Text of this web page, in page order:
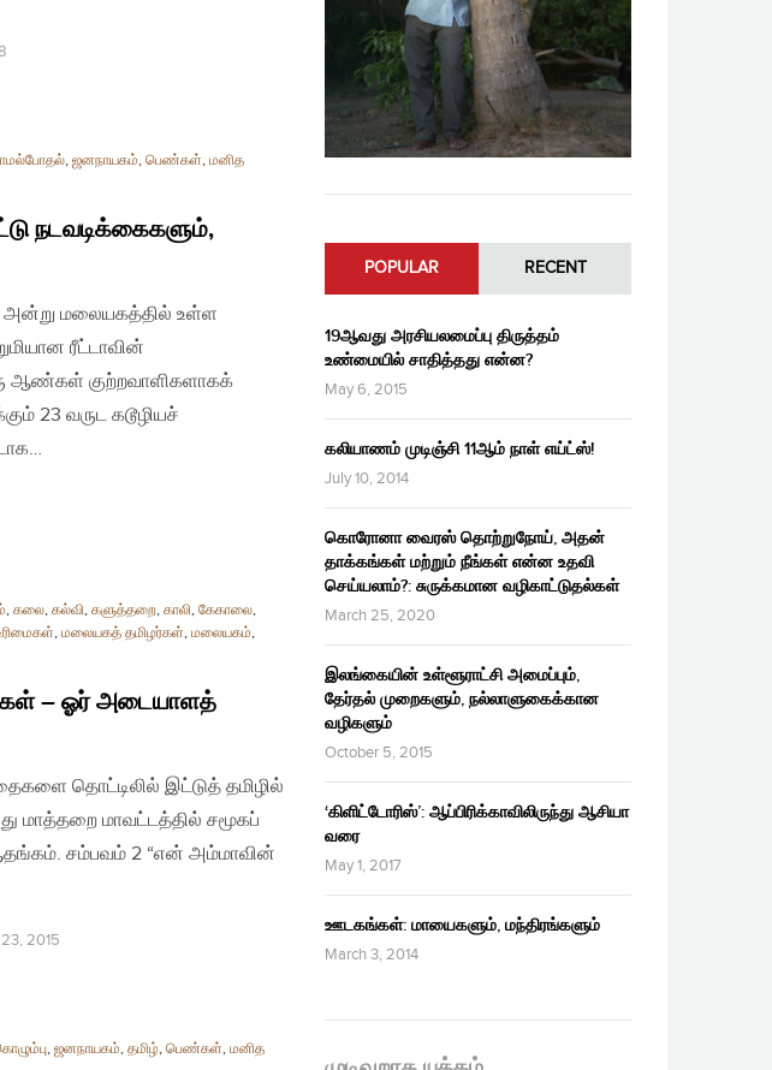
, ஜனநாயகம், பெண்கள், மனித
நடவடிக்கைகளும்,
அன்று மலையகத்தில் உள்ள
ரீட்டாவின்
ஆண்கள் குற்றவாளிகளாகக்
23 வருட கடூழியச்
, கலை, கல்வி, களுத்தறை, காலி, கேகாலை,
, மலையகத் தமிழர்கள், மலையகம்,
– ஓர் அடையாளத்
தொட்டிலில் இட்டுத் தமிழில்
மாத்தறை மாவட்டத்தில் சமூகப்
சம்பவம் 2 “என் அம்மாவின்
2015
, ஜனநாயகம், தமிழ், பெண்கள், மனித
POPULAR RECENT
19ஆவது அரசியலமைப்பு திருத்தம்
உண்மையில் சாதித்தது என்ன?
May 6, 2015
கலியாணம் முடிஞ்சி 11ஆம் நாள் எய்ட்ஸ்!
July 10, 2014
கொரோனா வைரஸ் தொற்றுநோய், அதன்
தாக்கங்கள் மற்றும் நீங்கள் என்ன உதவி
செய்யலாம்?: சுருக்கமான வழிகாட்டுதல்கள்
March 25, 2020
இலங்கையின் உள்ளூராட்சி அமைப்பும்,
தேர்தல் முறைகளும், நல்லாளுகைக்கான
வழிகளும்
October 5, 2015
‘கிளிட்டோரிஸ்’: ஆப்பிரிக்காவிலிருந்து ஆசியா
வரை
May 1, 2017
ஊடகங்கள்: மாயைகளும், மந்திரங்களும்
March 3, 2014